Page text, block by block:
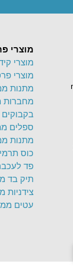
מוצרי
מוצרי
מוצרי
מתנות
מחברות
ספלים
מתנות
כוס
פד
תיק בד
צידניות
עטים